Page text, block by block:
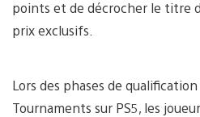
points et de décrocher le titre
prix exclusifs.
Lors des phases de
Tournaments sur PS5, les